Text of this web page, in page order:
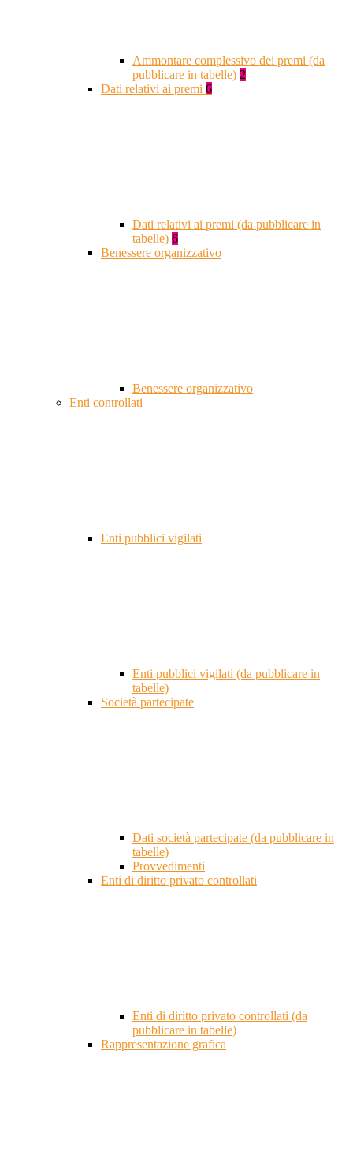
Ammontare complessivo dei premi (da
pubblicare in tabelle) 2
Dati relativi ai premi 6
Dati relativi ai premi (da pubblicare in
tabelle) 6
Benessere organizzativo
Benessere organizzativo
Enti controllati
Enti pubblici vigilati
Enti pubblici vigilati (da pubblicare in
tabelle)
Società partecipate
Dati società partecipate (da pubblicare in
tabelle)
Provvedimenti
Enti di diritto privato controllati
Enti di diritto privato controllati (da
pubblicare in tabelle)
Rappresentazione grafica